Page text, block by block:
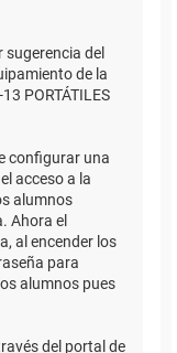
sugerencia del
de la
PORTÁTILES
configurar una
acceso a la
alumnos
Ahora el
al encender los
para
alumnos pues
del portal de